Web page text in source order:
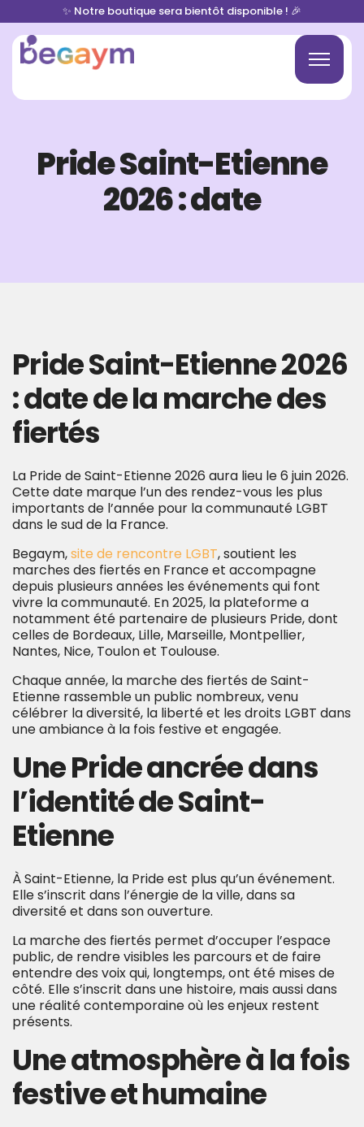
✨ Notre boutique sera bientôt disponible ! 🎉
Pride Saint-Etienne
2026 : date
Pride Saint-Etienne 2026
: date de la marche des
fiertés
La Pride de Saint-Etienne 2026 aura lieu le 6 juin 2026.
Cette date marque l’un des rendez-vous les plus
importants de l’année pour la communauté LGBT
dans le sud de la France.
Begaym,site de rencontre LGBT, soutient les
marches des fiertés en France et accompagne
depuis plusieurs années les événements qui font
vivre la communauté. En 2025, la plateforme a
notamment été partenaire de plusieurs Pride, dont
celles de Bordeaux, Lille, Marseille, Montpellier,
Nantes, Nice, Toulon et Toulouse.
Chaque année, la marche des fiertés de Saint-
Etienne rassemble un public nombreux, venu
célébrer la diversité, la liberté et les droits LGBT dans
une ambiance à la fois festive et engagée.
Une Pride ancrée dans
l’identité de Saint-
Etienne
À Saint-Etienne, la Pride est plus qu’un événement.
Elle s’inscrit dans l’énergie de la ville, dans sa
diversité et dans son ouverture.
La marche des fiertés permet d’occuper l’espace
public, de rendre visibles les parcours et de faire
entendre des voix qui, longtemps, ont été mises de
côté. Elle s’inscrit dans une histoire, mais aussi dans
une réalité contemporaine où les enjeux restent
présents.
Une atmosphère à la fois
festive et humaine